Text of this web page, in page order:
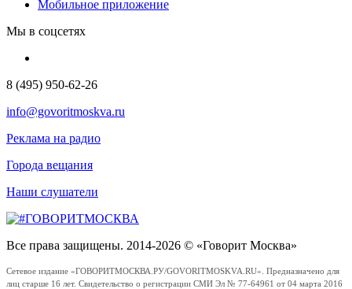
Мобильное приложение
Мы в соцсетях
8 (495) 950-62-26
info@govoritmoskva.ru
Реклама на радио
Города вещания
Наши слушатели
Все права защищены. 2014-2026 © «Говорит Москва»
Сетевое издание «ГОВОРИТМОСКВА.РУ/GOVORITMOSKVA.RU». Предназначено для
лиц старше 16 лет. Свидетельство о регистрации СМИ Эл № 77-64961 от 04 марта 2016